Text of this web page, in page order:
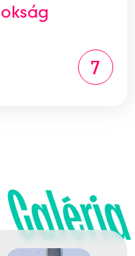
7
Galéria